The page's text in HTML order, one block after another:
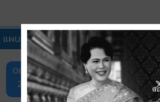
แผนดำเนินงานประจำปีอื่นๆ
06 ส.ค.
2569
แผนการดำเนินงาน ประจำ
ครั้งที่ 3/2569 เทศบาลเมือง